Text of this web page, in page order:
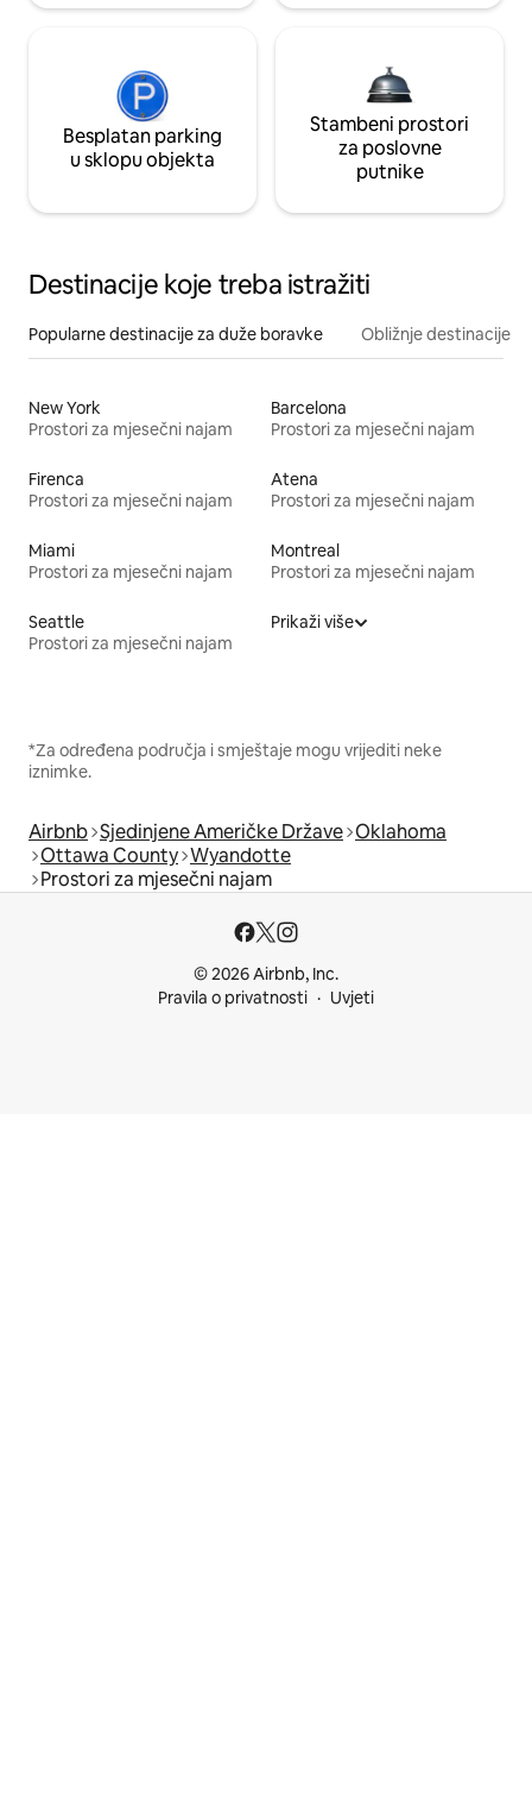
Besplatan parking
u sklopu objekta
Stambeni prostori
za poslovne
putnike
Destinacije koje treba istražiti
Popularne destinacije za duže boravke Obližnje destinacije
New York
Prostori za mjesečni najam
Barcelona
Prostori za mjesečni najam
Firenca
Prostori za mjesečni najam
Atena
Prostori za mjesečni najam
Miami
Prostori za mjesečni najam
Montreal
Prostori za mjesečni najam
Seattle
Prostori za mjesečni najam
Prikaži više
*Za određena područja i smještaje mogu vrijediti neke
iznimke.
Airbnb Sjedinjene Američke Države Oklahoma
Ottawa County Wyandotte
Prostori za mjesečni najam
© 2026 Airbnb, Inc.
Pravila o privatnosti
Uvjeti